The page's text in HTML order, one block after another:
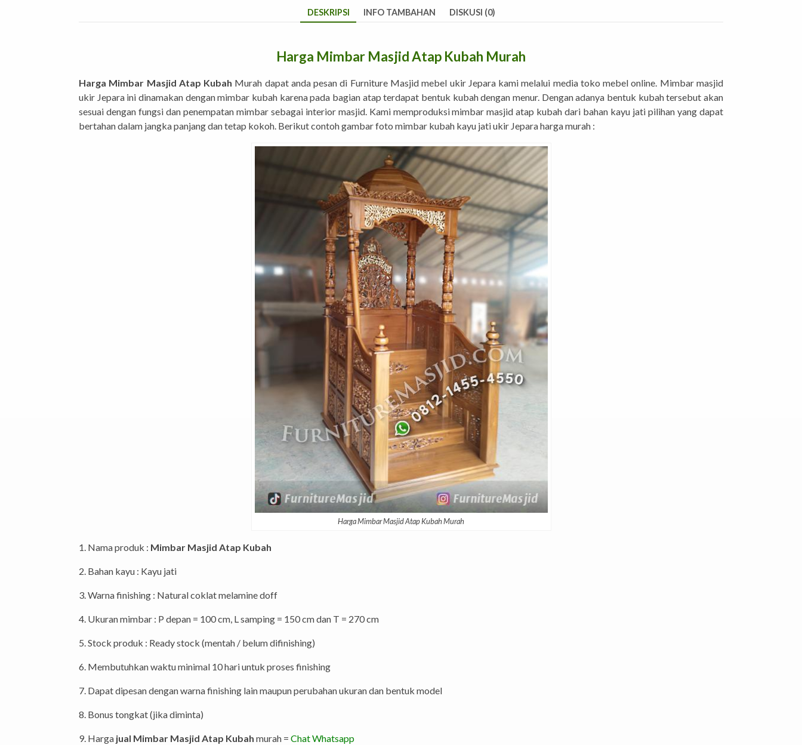
DESKRIPSI INFO TAMBAHAN DISKUSI (0)
Harga Mimbar Masjid Atap Kubah Murah
Harga Mimbar Masjid Atap Kubah Murah dapat anda pesan di Furniture Masjid mebel ukir Jepara kami melalui media toko mebel online. Mimbar masjid
ukir Jepara ini dinamakan dengan mimbar kubah karena pada bagian atap terdapat bentuk kubah dengan menur. Dengan adanya bentuk kubah tersebut akan
sesuai dengan fungsi dan penempatan mimbar sebagai interior masjid. Kami memproduksi mimbar masjid atap kubah dari bahan kayu jati pilihan yang dapat
bertahan dalam jangka panjang dan tetap kokoh. Berikut contoh gambar foto mimbar kubah kayu jati ukir Jepara harga murah :
Harga Mimbar Masjid Atap Kubah Murah
1. Nama produk : Mimbar Masjid Atap Kubah
2. Bahan kayu : Kayu jati
3. Warna finishing : Natural coklat melamine doff
4. Ukuran mimbar : P depan = 100 cm, L samping = 150 cm dan T = 270 cm
5. Stock produk : Ready stock (mentah / belum difinishing)
6. Membutuhkan waktu minimal 10 hari untuk proses finishing
7. Dapat dipesan dengan warna finishing lain maupun perubahan ukuran dan bentuk model
8. Bonus tongkat (jika diminta)
9. Harga jual Mimbar Masjid Atap Kubah murah = Chat Whatsapp